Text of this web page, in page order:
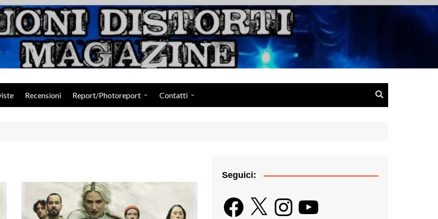
Suoni Distorti Magazine
Recensioni Report/Photoreport Contatti
Seguici:
Facebook
X InstagramYouTube